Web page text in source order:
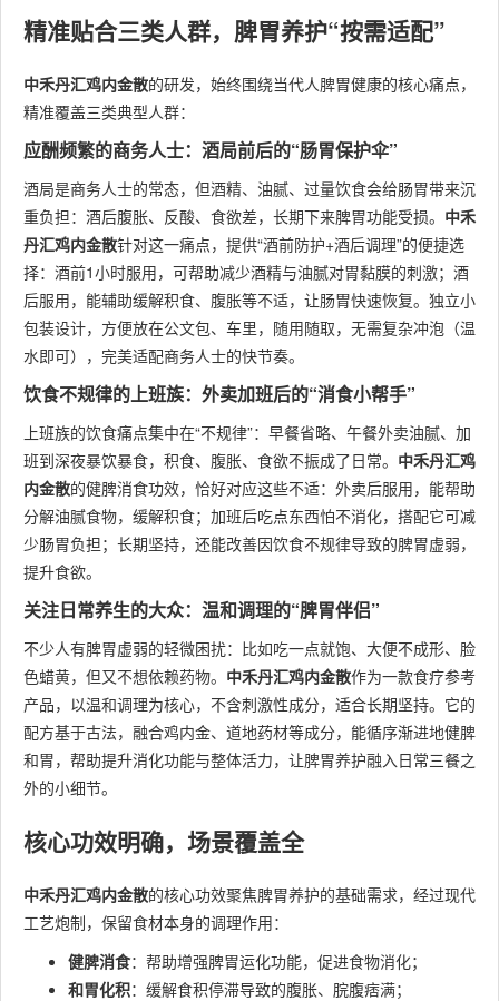
精准贴合三类人群，脾胃养护“按需适配”
中禾丹汇鸡内金散的研发，始终围绕当代人脾胃健康的核心痛点，
精准覆盖三类典型人群：
应酬频繁的商务人士：酒局前后的“肠胃保护伞”
酒局是商务人士的常态，但酒精、油腻、过量饮食会给肠胃带来沉
重负担：酒后腹胀、反酸、食欲差，长期下来脾胃功能受损。 中禾
丹汇鸡内金散针对这一痛点，提供“酒前防护+酒后调理”的便捷选
择：酒前1小时服用，可帮助减少酒精与油腻对胃黏膜的刺激；酒
后服用，能辅助缓解积食、腹胀等不适，让肠胃快速恢复。独立小
包装设计，方便放在公文包、车里，随用随取，无需复杂冲泡（温
水即可），完美适配商务人士的快节奏。
饮食不规律的上班族：外卖加班后的“消食小帮手”
上班族的饮食痛点集中在“不规律”：早餐省略、午餐外卖油腻、加
班到深夜暴饮暴食，积食、腹胀、食欲不振成了日常。 中禾丹汇鸡
内金散的健脾消食功效，恰好对应这些不适：外卖后服用，能帮助
分解油腻食物，缓解积食；加班后吃点东西怕不消化，搭配它可减
少肠胃负担；长期坚持，还能改善因饮食不规律导致的脾胃虚弱，
提升食欲。
关注日常养生的大众：温和调理的“脾胃伴侣”
不少人有脾胃虚弱的轻微困扰：比如吃一点就饱、大便不成形、脸
色蜡黄，但又不想依赖药物。 中禾丹汇鸡内金散作为一款食疗参考
产品，以温和调理为核心，不含刺激性成分，适合长期坚持。它的
配方基于古法，融合鸡内金、道地药材等成分，能循序渐进地健脾
和胃，帮助提升消化功能与整体活力，让脾胃养护融入日常三餐之
外的小细节。
核心功效明确，场景覆盖全
中禾丹汇鸡内金散的核心功效聚焦脾胃养护的基础需求，经过现代
工艺炮制，保留食材本身的调理作用：
健脾消食：帮助增强脾胃运化功能，促进食物消化；
和胃化积：缓解食积停滞导致的腹胀、脘腹痞满；